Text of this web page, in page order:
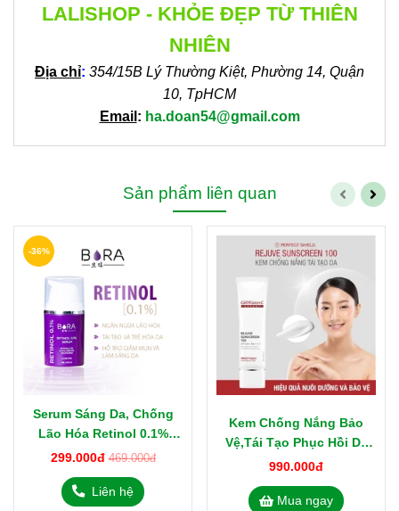
LALISHOP - KHỎE ĐẸP TỪ THIÊN
NHIÊN
Địa chỉ: 354/15B Lý Thường Kiệt, Phường 14, Quận
10, TpHCM
Email : ha.doan54@gmail.com
Sản phẩm liên quan
Serum Sáng Da, Chống
Lão Hóa Retinol 0.1%
Bora Hàn Quốc 15ml
299.000đ 469.000đ
-36%
Liên hệ
Kem Chống Nắng Bảo
Vệ,Tái Tạo Phục Hồi Da
Cell Fusion C Hàn Quốc
SPF50+, PA++++
990.000đ
Mua ngay